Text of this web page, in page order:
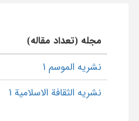
مجله (تعداد مقاله)
نشریه الموسم 1
نشریه الثقافة الاسلامیة 1